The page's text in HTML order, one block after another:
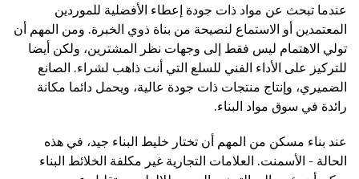
عندما تبحث عن مواد ذات جودة إعطاء الأفضلية للموردين
المعتمدين أو الاستماع لنصيحة من بناة ذوي الخبرة. ومن المهم أن
تولي الاهتمام ليس فقط إلى وجهات نظر المشترين، ولكن أيضا
للتركيز على الأداء الفني للسلع التي أنت ذاهب لشراء. الصانع
الضميري، وإنتاج منتجات ذات جودة عالية، ويحمل دائما مكانة
رائدة في سوق مواد البناء.
عند بناء مسكن من المهم أن تختار خليط البناء جيد، في هذه
الحالة - الأسمنت. العلامات التجارية غير مكلفة الخلائط البناء